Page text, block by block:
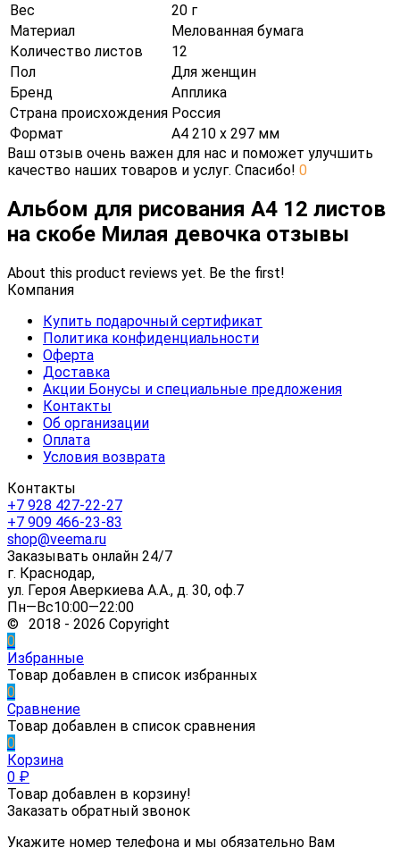
Вес
20 г
Материал
Мелованная бумага
Количество листов
12
Пол
Для женщин
Бренд
Апплика
Страна происхождения Россия
Формат
А4 210 х 297 мм
Ваш отзыв очень важен для нас и поможет улучшить
качество наших товаров и услуг. Спасибо! 0
Альбом для рисования А4 12 листов
на скобе Милая девочка отзывы
About this product reviews yet. Be the first!
Компания
Купить подарочный сертификат
Политика конфиденциальности
Оферта
Доставка
Акции Бонусы и специальные предложения
Контакты
Об организации
Оплата
Условия возврата
Контакты
+7 928 427-22-27
+7 909 466-23-83
shop@veema.ru
Заказывать онлайн 24/7
г. Краснодар,
ул. Героя Аверкиева А.А., д. 30, оф.7
Пн—Вс10:00—22:00
© 2018 - 2026 Copyright
0
Избранные
Товар добавлен в список избранных
0
Сравнение
Товар добавлен в список сравнения
0
Корзина
0 ₽
Товар добавлен в корзину!
Заказать обратный звонок
Укажите номер телефона и мы обязательно Вам